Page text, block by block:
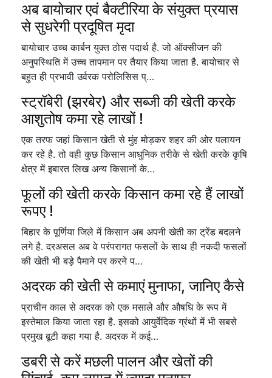
अब बायोचार एवं बैक्टीरिया के संयुक्त प्रयास
से सुधरेगी प्रदूषित मृदा
बायोचार उच्च कार्बन युक्त ठोस पदार्थ है. जो ऑक्सीजन की
अनुपस्थिति में उच्च तापमान पर तैयार किया जाता है. बायोचार से
बहुत ही प्रभावी उर्वरक परोलिसिस प्…
स्ट्रॉबेरी (झरबेर) और सब्जी की खेती करके
आशुतोष कमा रहे लाखों !
एक तरफ जहां किसान खेती से मुंह मोड़कर शहर की ओर पलायन
कर रहे है. तो वही कुछ किसान आधुनिक तरीके से खेती करके कृषि
क्षेत्र में इबारत लिख अन्य किसानों के…
फूलों की खेती करके किसान कमा रहे हैं लाखों
रूपए !
बिहार के पूर्णिया जिले में किसान अब अपनी खेती का ट्रेंड बदलने
लगे है. दरअसल अब वे परंपरागत फसलों के साथ ही नकदी फसलों
की खेती भी बड़े पैमाने पर करने प…
अदरक की खेती से कमाएं मुनाफा, जानिए कैसे
प्राचीन काल से अदरक को एक मसाले और औषधि के रूप में
इस्तेमाल किया जाता रहा है. इसको आयुर्वेदिक ग्रंथों में भी सबसे
प्रमुख बूटी कहा गया है. अदरक में कई…
डबरी से करें मछली पालन और खेतों की